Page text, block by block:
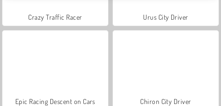
Crazy Traffic Racer Urus City Driver
Epic Racing Descent on Cars Chiron City Driver